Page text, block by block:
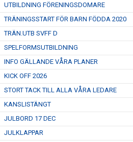
UTBILDNING FÖRENINGSDOMARE
TRÄNINGSSTART FÖR BARN FÖDDA 2020
TRÄN.UTB SVFF D
SPELFORMSUTBILDNING
INFO GÄLLANDE VÅRA PLANER
KICK OFF 2026
STORT TACK TILL ALLA VÅRA LEDARE
KANSLISTÄNGT
JULBORD 17 DEC
JULKLAPPAR